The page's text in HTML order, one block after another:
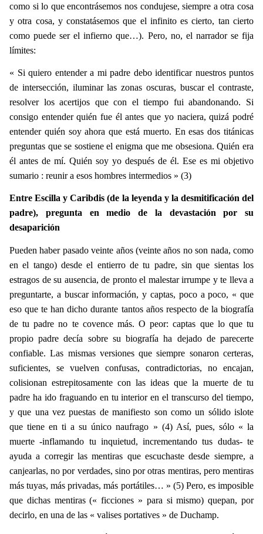
como si lo que encontrásemos nos condujese, siempre a otra cosa
y otra cosa, y constatásemos que el infinito es cierto, tan cierto
como puede ser el infierno que…). Pero, no, el narrador se fija
límites:
« Si quiero entender a mi padre debo identificar nuestros puntos
de intersección, iluminar las zonas oscuras, buscar el contraste,
resolver los acertijos que con el tiempo fui abandonando. Si
consigo entender quién fue él antes que yo naciera, quizá podré
entender quién soy ahora que está muerto. En esas dos titánicas
preguntas que se sostiene el enigma que me obsesiona. Quién era
él antes de mí. Quién soy yo después de él. Ese es mi objetivo
sumario : reunir a esos hombres intermedios » (3)
Entre Escilla y Caribdis (de la leyenda y la desmitificación del
padre), pregunta en medio de la devastación por su
desaparición
Pueden haber pasado veinte años (veinte años no son nada, como
en el tango) desde el entierro de tu padre, sin que sientas los
estragos de su ausencia, de pronto el malestar irrumpe y te lleva a
preguntarte, a buscar información, y captas, poco a poco, « que
eso que te han dicho durante tantos años respecto de la biografía
de tu padre no te covence más. O peor: captas que lo que tu
propio padre decía sobre su biografía ha dejado de parecerte
confiable. Las mismas versiones que siempre sonaron certeras,
suficientes, se vuelven confusas, contradictorias, no encajan,
colisionan estrepitosamente con las ideas que la muerte de tu
padre ha ido fraguando en tu interior en el transcurso del tiempo,
y que una vez puestas de manifiesto son como un sólido islote
que tiene en ti a su único naufrago » (4) Así, pues, sólo « la
muerte -inflamando tu inquietud, incrementando tus dudas- te
ayuda a corregir las mentiras que escuchaste desde siempre, a
canjearlas, no por verdades, sino por otras mentiras, pero mentiras
más tuyas, más privadas, más portátiles… » (5) Pero, es imposible
que dichas mentiras (« ficciones » para si mismo) quepan, por
decirlo, en una de las « valises portatives » de Duchamp.